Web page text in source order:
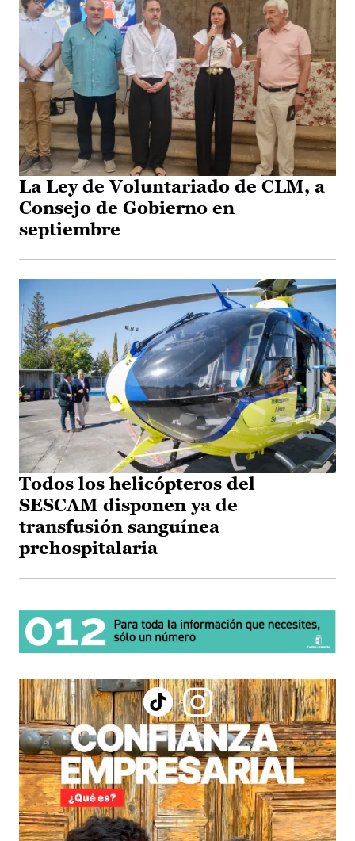
La Ley de Voluntariado de CLM, a
Consejo de Gobierno en
septiembre
Todos los helicópteros del
SESCAM disponen ya de
transfusión sanguínea
prehospitalaria